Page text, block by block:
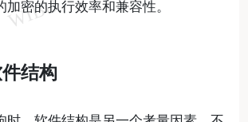
密的执行效率和兼容性。
结构